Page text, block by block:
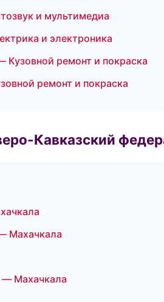
и мультимедиа
и электроника
Кузовной ремонт и покраска
ремонт и покраска
Кавказский
Махачкала
— Махачкала